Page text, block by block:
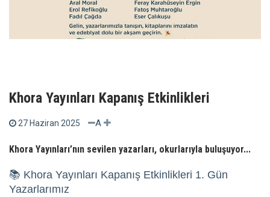
Khora Yayınları Kapanış Etkinlikleri
27 Haziran 2025 A
Khora Yayınları’nın sevilen yazarları, okurlarıyla buluşuyor...
📚 Khora Yayınları Kapanış Etkinlikleri 1. Gün
Yazarlarımız